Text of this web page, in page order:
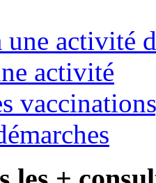
une activité
activité